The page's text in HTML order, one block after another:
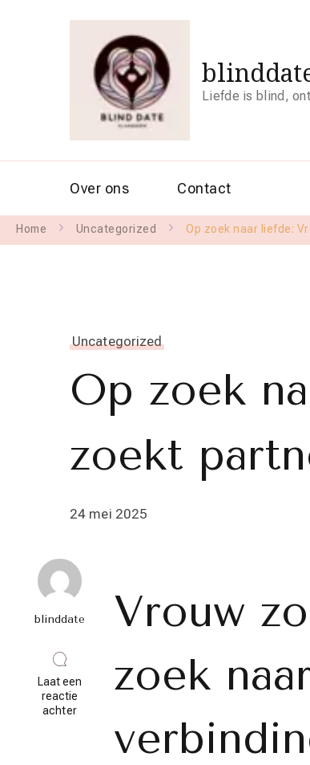
Liefde is blind,
Over ons Contact
Home Uncategorized Op zoek naar liefde:
Uncategorized
Op zoek
zoekt
24 mei 2025
blinddate
Laat een
reactie
achterop
Vrouw
zoek